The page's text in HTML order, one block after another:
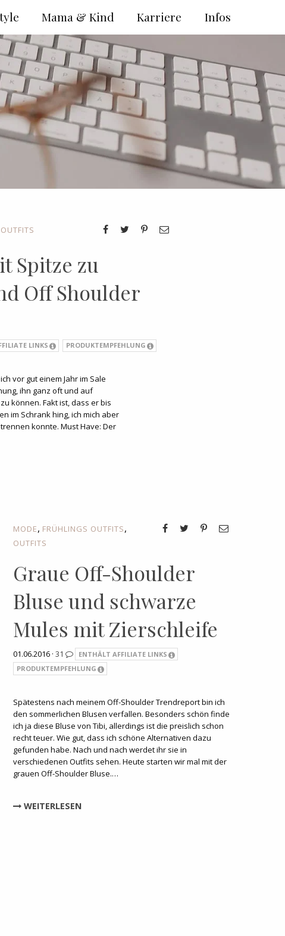
Spitze zu
Off Shoulder
LINKS PRODUKTEMPFEHLUNG
vor gut einem Jahr im Sale
ihn ganz oft und auf
können. Fakt ist, dass er bis
im Schrank hing, ich mich aber
konnte. Must Have: Der
MODE, FRÜHLINGS OUTFITS,
OUTFITS
Graue Off-Shoulder
Bluse und schwarze
Mules mit Zierschleife
01.06.2016 · 31
ENTHÄLT AFFILIATE LINKS
PRODUKTEMPFEHLUNG
Spätestens nach meinem Off-Shoulder Trendreport bin ich
den sommerlichen Blusen verfallen. Besonders schön finde
ich ja diese Bluse von Tibi, allerdings ist die preislich schon
recht teuer. Wie gut, dass ich schöne Alternativen dazu
gefunden habe. Nach und nach werdet ihr sie in
verschiedenen Outfits sehen. Heute starten wir mal mit der
grauen Off-Shoulder Bluse.…
WEITERLESEN
Infos
Karriere
Mama & Kind